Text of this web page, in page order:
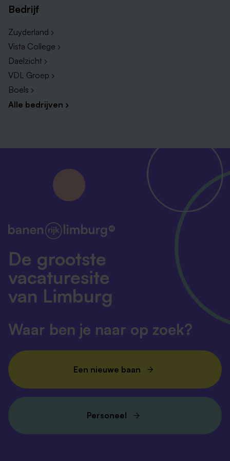
Bedrijf
Zuyderland ›
Vista College ›
Daelzicht ›
VDL Groep ›
Boels ›
Alle bedrijven ›
De grootste
vacaturesite
van Limburg
Waar ben je naar op zoek?
Een nieuwe baan
Personeel